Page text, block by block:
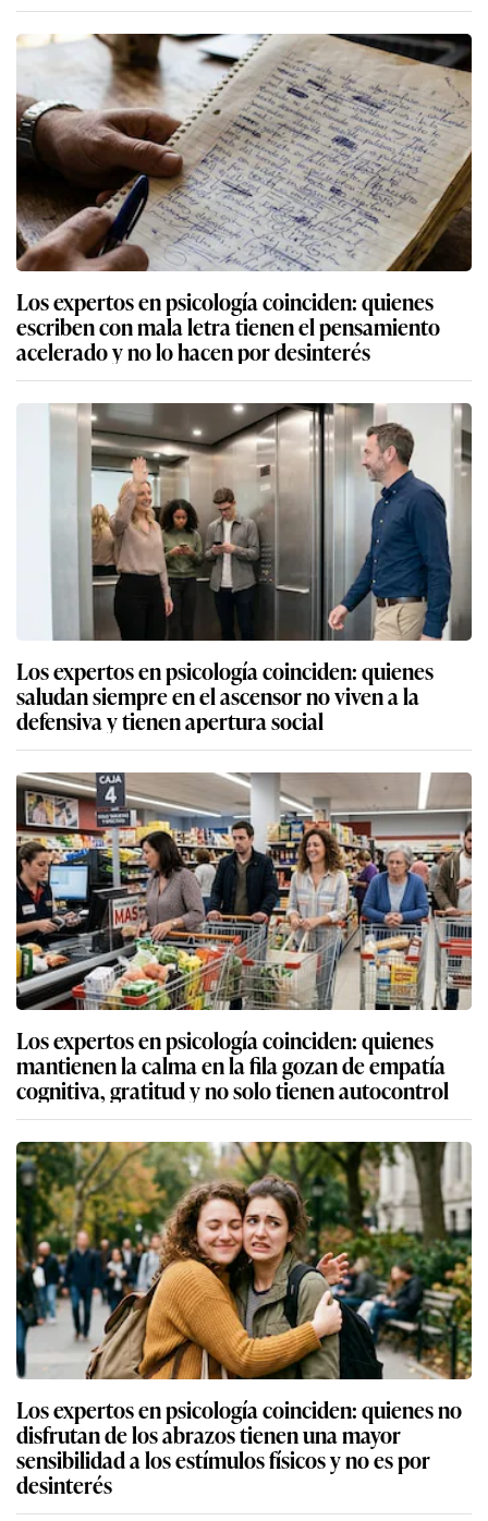
Los expertos en psicología coinciden: quienes
escriben con mala letra tienen el pensamiento
acelerado y no lo hacen por desinterés
Los expertos en psicología coinciden: quienes
saludan siempre en el ascensor no viven a la
defensiva y tienen apertura social
Los expertos en psicología coinciden: quienes
mantienen la calma en la fila gozan de empatía
cognitiva, gratitud y no solo tienen autocontrol
Los expertos en psicología coinciden: quienes no
disfrutan de los abrazos tienen una mayor
sensibilidad a los estímulos físicos y no es por
desinterés